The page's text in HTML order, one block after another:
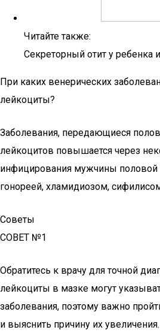
Читайте также:
Секреторный отит у ребенка
При каких венерических
лейкоциты?
Заболевания, передающиеся
лейкоцитов повышается через
инфицирования мужчины
гонореей, хламидиозом,
Советы
СОВЕТ №1
Обратитесь к врачу для точной
лейкоциты в мазке могут
заболевания, поэтому важно
и выяснить причину их увеличения.